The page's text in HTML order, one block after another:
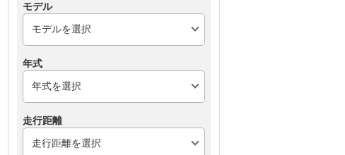
スズキ スイフト
モデル
年式
走行距離